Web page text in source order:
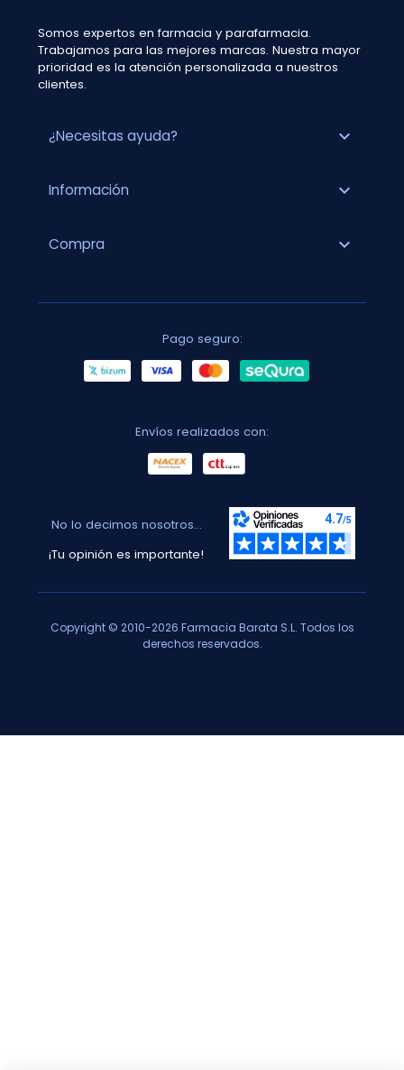
Somos expertos en farmacia y parafarmacia.
Trabajamos para las mejores marcas. Nuestra mayor
prioridad es la atención personalizada a nuestros
clientes.
¿Necesitas ayuda? expand_more
Información expand_more
Compra expand_more
Pago seguro:
Envíos realizados con:
No lo decimos nosotros...
¡Tu opinión es importante!
Copyright © 2010-2026 Farmacia Barata S.L. Todos los
derechos reservados.